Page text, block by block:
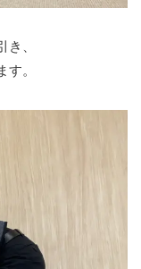
き、
す。